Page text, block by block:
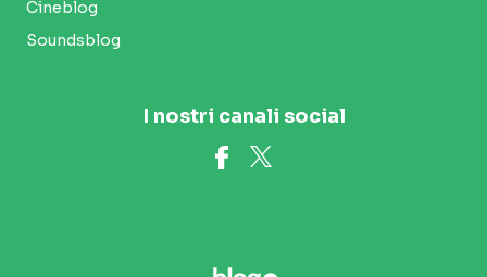
Cineblog
Soundsblog
I nostri canali social